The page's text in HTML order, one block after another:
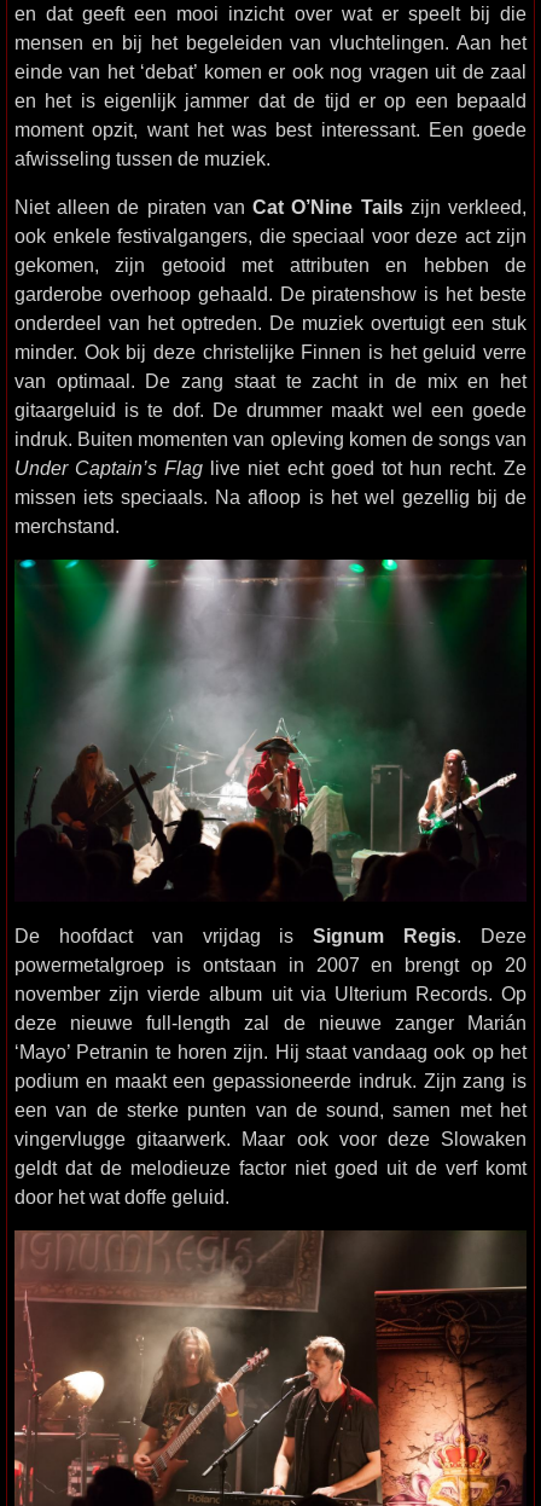
en dat geeft een mooi inzicht over wat er speelt bij die
mensen en bij het begeleiden van vluchtelingen. Aan het
einde van het ‘debat’ komen er ook nog vragen uit de zaal
en het is eigenlijk jammer dat de tijd er op een bepaald
moment opzit, want het was best interessant. Een goede
afwisseling tussen de muziek.
Niet alleen de piraten vanCat O’Nine Tailszijn verkleed,
ook enkele festivalgangers, die speciaal voor deze act zijn
gekomen, zijn getooid met attributen en hebben de
garderobe overhoop gehaald. De piratenshow is het beste
onderdeel van het optreden. De muziek overtuigt een stuk
minder. Ook bij deze christelijke Finnen is het geluid verre
van optimaal. De zang staat te zacht in de mix en het
gitaargeluid is te dof. De drummer maakt wel een goede
indruk. Buiten momenten van opleving komen de songs van
Under Captain’s Flag live niet echt goed tot hun recht. Ze
missen iets speciaals. Na afloop is het wel gezellig bij de
merchstand.
De hoofdact van vrijdag isSignum Regis . Deze
powermetalgroep is ontstaan in 2007 en brengt op 20
november zijn vierde album uit via Ulterium Records. Op
deze nieuwe full-length zal de nieuwe zanger Marián
‘Mayo’ Petranin te horen zijn. Hij staat vandaag ook op het
podium en maakt een gepassioneerde indruk. Zijn zang is
een van de sterke punten van de sound, samen met het
vingervlugge gitaarwerk. Maar ook voor deze Slowaken
geldt dat de melodieuze factor niet goed uit de verf komt
door het wat doffe geluid.